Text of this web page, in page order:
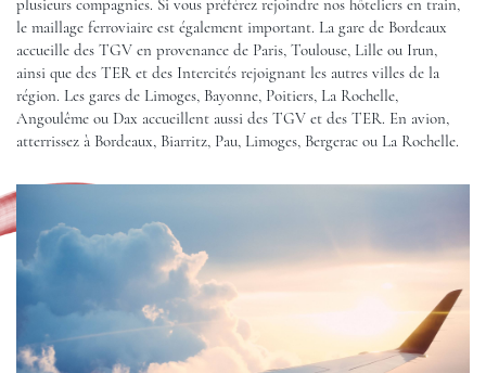
plusieurs compagnies. Si vous préférez rejoindre nos hôteliers en train,
le maillage ferroviaire est également important. La gare de Bordeaux
accueille des TGV en provenance de Paris, Toulouse, Lille ou Irun,
ainsi que des TER et des Intercités rejoignant les autres villes de la
région. Les gares de Limoges, Bayonne, Poitiers, La Rochelle,
Angoulême ou Dax accueillent aussi des TGV et des TER. En avion,
atterrissez à Bordeaux, Biarritz, Pau, Limoges, Bergerac ou La Rochelle.